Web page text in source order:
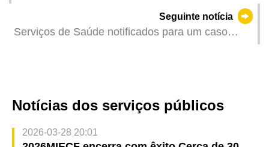
motociclos e ciclomotores nas zonas da Avenida
de Horta e Costa e da Avenida do Ouvidor
Arriaga passarão a ser em formato oblíquo
Seguinte notícia
Serviços de Saúde notificados para um caso
Notícias dos serviços públicos
2026-03-28 20:01